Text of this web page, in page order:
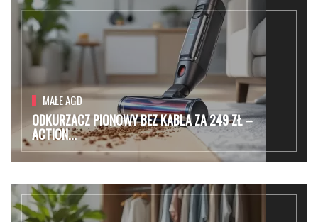
MAŁE AGD
ODKURZACZ PIONOWY BEZ KABLA ZA 249 ZŁ –
ACTION...